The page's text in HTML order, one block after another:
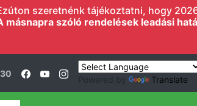
szeretnénk tájékoztatni, hogy
másnapra szóló rendelések leadási
Powered by Translate